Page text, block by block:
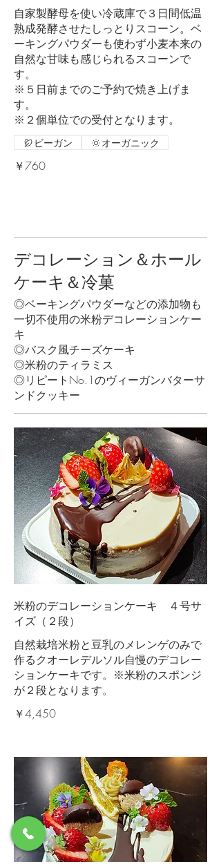
自家製酵母を使い冷蔵庫で３日間低温
熟成発酵させたしっとりスコーン。ベ
ーキングパウダーも使わず小麦本来の
自然な甘味も感じられるスコーンで
す。
※５日前までのご予約で焼き上げま
す。
￥760
ビーガン オーガニック
デコレーション＆ホール
ケーキ＆冷菓
◎ベーキングパウダーなどの添加物も
一切不使用の米粉デコレーションケー
キ
◎バスク風チーズケーキ
◎米粉のティラミス
◎リピートNo.1のヴィーガンバターサ
ンドクッキー
米粉のデコレーションケーキ ４号サ
イズ（２段）
自然栽培米粉と豆乳のメレンゲのみで
作るクオーレデルソル自慢のデコレー
ションケーキです。※米粉のスポンジ
が２段となります。
￥4,450